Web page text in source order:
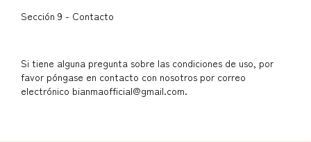
Sección 9 - Contacto
Si tiene alguna pregunta sobre las condiciones de uso, por
favor póngase en contacto con nosotros por correo
electrónico bianmaofficial@gmail.com.